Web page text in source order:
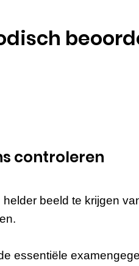
controleren
beeld te krijgen
essentiële